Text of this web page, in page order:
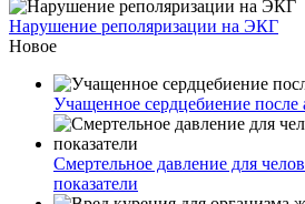
Нарушение реполяризации на ЭКГ
Новое
Учащенное сердцебиение после
Смертельное давление для
показатели